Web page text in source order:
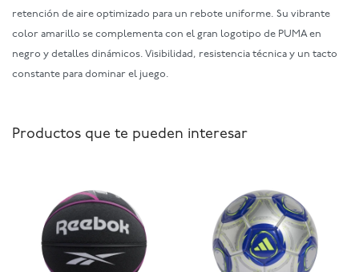
retención de aire optimizado para un rebote uniforme. Su vibrante
color amarillo se complementa con el gran logotipo de PUMA en
negro y detalles dinámicos. Visibilidad, resistencia técnica y un tacto
constante para dominar el juego.
Productos que te pueden interesar